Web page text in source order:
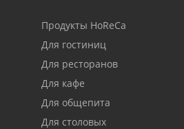
Продукты HoReCa
Для гостиниц
Для ресторанов
Для кафе
Для общепита
Для столовых